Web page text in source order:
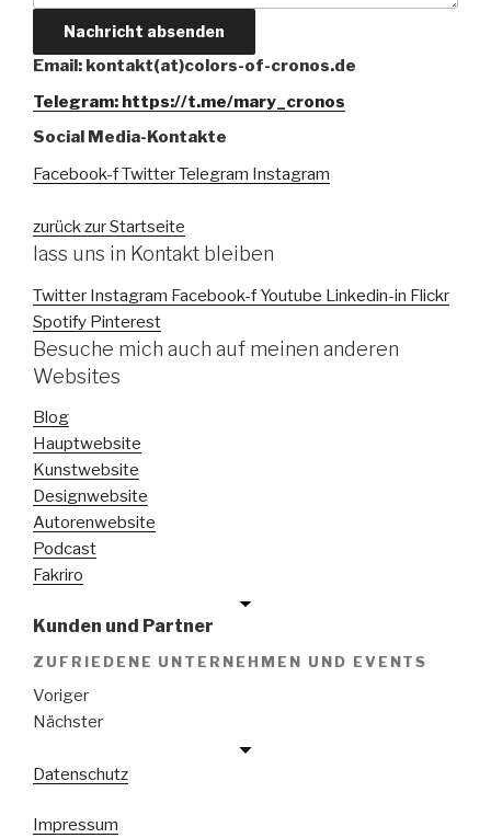
Nachricht absenden
Email: kontakt(at)colors-of-cronos.de
Telegram: https://t.me/mary_cronos
Social Media-Kontakte
Facebook-fTwitterTelegram Instagram
zurück zur Startseite
lass uns in Kontakt bleiben
Twitter Instagram Facebook-f Youtube Linkedin-in Flickr
Spotify Pinterest
Besuche mich auch auf meinen anderen
Websites
Blog
Hauptwebsite
Kunstwebsite
Designwebsite
Autorenwebsite
Podcast
Fakriro
Kunden und Partner
ZUFRIEDENE UNTERNEHMEN UND EVENTS
Voriger
Nächster
Datenschutz
Impressum